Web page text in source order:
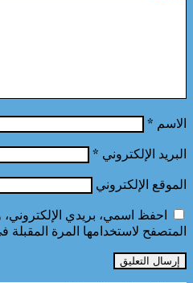
الاسم *
البريد الإلكتروني *
الموقع الإلكتروني
احفظ اسمي، بريدي الإلكتروني،
المتصفح لاستخدامها المرة المقبلة